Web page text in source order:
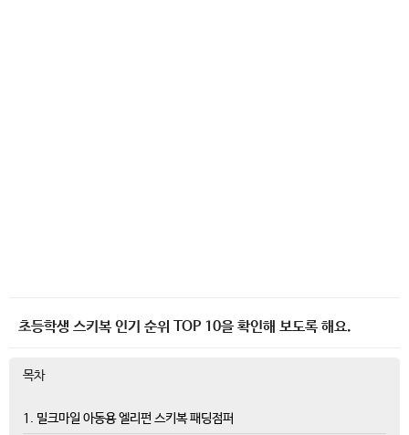
초등학생 스키복 인기 순위 TOP 10을 확인해 보도록 해요.
목차
1. 밀크마일 아동용 엘리펀 스키복 패딩점퍼